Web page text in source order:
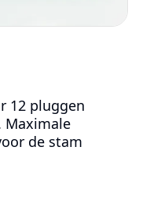
12 pluggen
Maximale
de stam